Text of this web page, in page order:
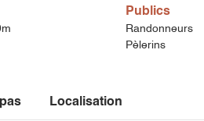
Publics
Randonneurs
Pèlerins
Localisation